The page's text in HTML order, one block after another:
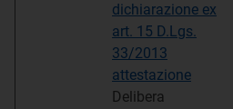
dichiarazione ex
art. 15 D.Lgs.
33/2013
attestazione
Delibera